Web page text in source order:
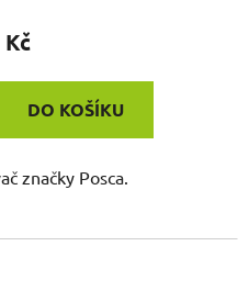
Kč
DO KOŠÍKU
značky Posca.